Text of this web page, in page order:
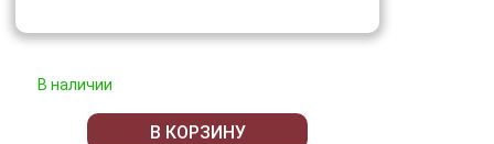
В наличии
В КОРЗИНУ